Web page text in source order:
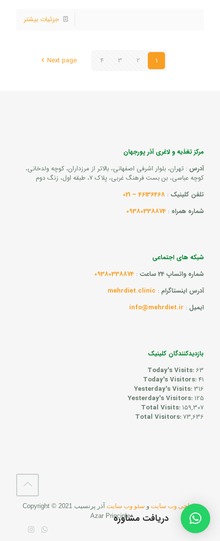
جزئیات بیشتر
1
2
3
4
Next page
مرکز تغذیه و لاغری آذر پورجهان
آدرس : تهران، بلوار اشرفی اصفهانی، بالاتر از مرزداران، کوچه ولدخانی،
کوچه عباسی، بن بست فرهنگ غربی، پلاک 7، طبقه اول، زنگ دوم
تلفن کلینیک :
46136468 – 021
شماره همراه :
09380338874
شبکه های اجتماعی
شماره واتساپ 24 ساعت
:
09380338874
آدرس اینستاگرام :
mehrdiet.clinic
ایمیل :
info@mehrdiet.ir
بازدیدکنندگان کلینیک
Today's Visits:63
Today's Visitors:41
Yesterday's Visits:316
Yesterday's Visitors:125
Total Visits:159,307
Total Visitors:73,636
طراحی وب سایت و سئو وب سایت آذر پرنسیب Copyright © 2021
Azar Principleدریافت مشاوره